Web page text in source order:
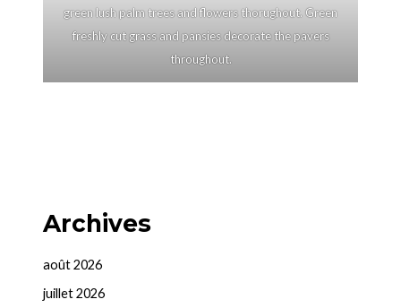
green lush palm trees and flowers thorughout. Green
freshly cut grass and pansies decorate the pavers
throughout.
Archives
août 2026
juillet 2026